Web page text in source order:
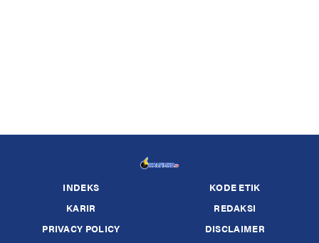
INDEKS
KODE ETIK
KARIR
REDAKSI
PRIVACY POLICY
DISCLAIMER